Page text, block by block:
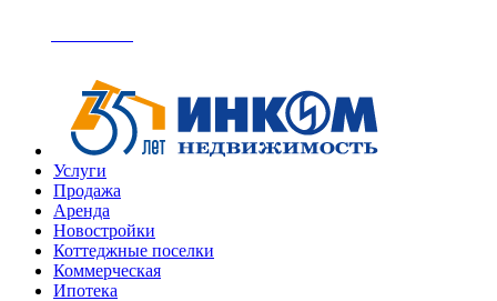
Услуги
Продажа
Аренда
Новостройки
Коттеджные поселки
Коммерческая
Ипотека